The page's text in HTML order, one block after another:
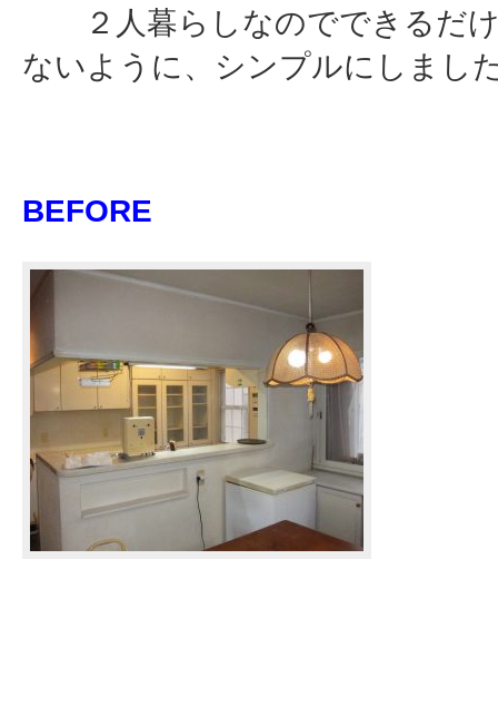
２人暮らしなのでできるだけ
ないように、シンプルにしまし
BEFORE